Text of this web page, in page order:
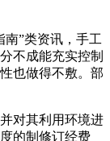
”类资讯，手工
不成能充实控制
也做得不敷。部
对其利用环境进
的制修订经费